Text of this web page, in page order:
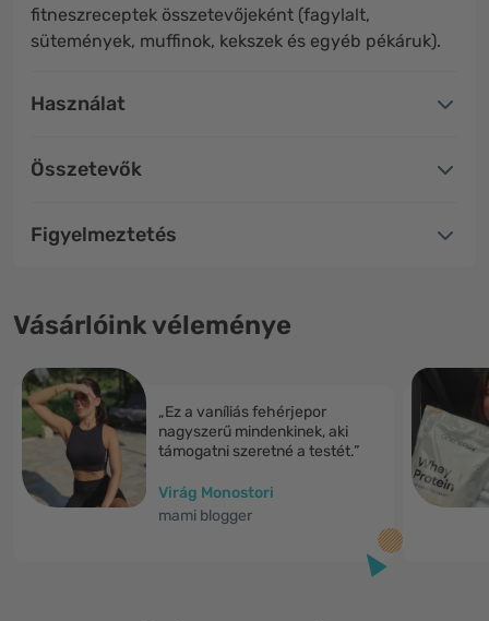
fitneszreceptek összetevőjeként (fagylalt,
sütemények, muffinok, kekszek és egyéb pékáruk).
Használat
Összetevők
Figyelmeztetés
Vásárlóink véleménye
„Ez a vaníliás fehérjepor
nagyszerű mindenkinek, aki
támogatni szeretné a testét.”
Virág Monostori
mami blogger